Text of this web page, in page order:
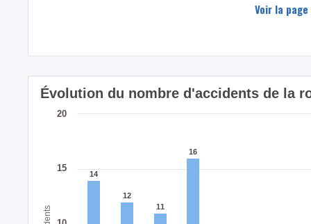
Voir la
Évolution du nombre d'accidents de la
15
20
14
14
12
12
11
11
16
16